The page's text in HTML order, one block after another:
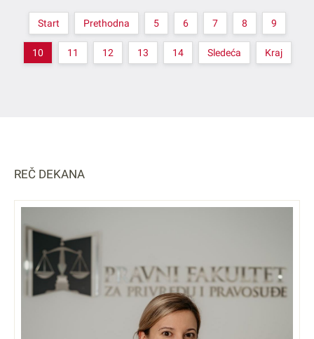
Start Prethodna 5 6 7 8 9
10 11 12 13 14 Sledeća Kraj
REČ DEKANA